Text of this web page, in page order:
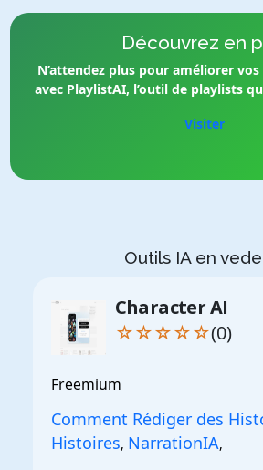
Découvrez en
N’attendez plus pour améliorer vos
avec PlaylistAI, l’outil de playlists
Visiter
Outils IA en
Character AI
☆☆☆☆☆(0)
Freemium
Comment Rédiger des
Histoires, NarrationIA,